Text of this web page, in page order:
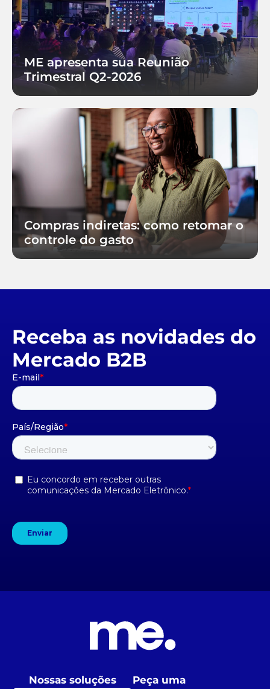
ME apresenta sua Reunião
Trimestral Q2-2026
Compras indiretas: como retomar o
controle do gasto
Receba as novidades do
Mercado B2B
Nossas soluções
Peça uma